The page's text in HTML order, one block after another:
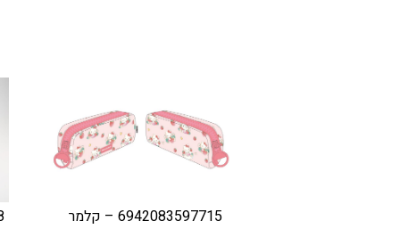
6942083597715 – קלמר